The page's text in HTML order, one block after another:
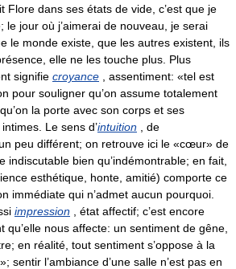
Flore dans ses états de vide, c’est que je
le jour où j’aimerai de nouveau, je serai
le monde existe, que les autres existent, ils
elle ne les touche plus. Plus
signifie croyance , assentiment: «tel est
pour souligner qu’on assume totalement
la porte avec son corps et ses
Le sens d’intuition , de
peu différent; on retrouve ici le «cœur» de
indiscutable bien qu’indémontrable; en fait,
esthétique, honte, amitié) comporte ce
immédiate qui n’admet aucun pourquoi.
impression , état affectif; c’est encore
qu’elle nous affecte: un sentiment de gêne,
en réalité, tout sentiment s’oppose à la
»; sentir l’ambiance d’une salle n’est pas en